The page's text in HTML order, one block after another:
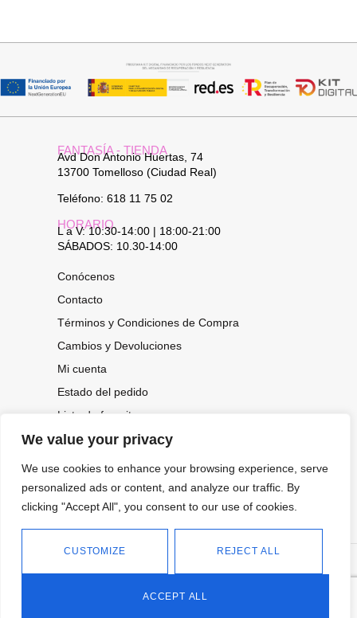
We value your privacy
We use cookies to enhance your browsing experience, serve
personalized ads or content, and analyze our traffic. By
clicking "Accept All", you consent to our use of cookies.
CUSTOMIZE REJECT ALL
ACCEPT ALL
FANTASÍA - TIENDA
Avd Don Antonio Huertas, 74
13700 Tomelloso (Ciudad Real)
Teléfono: 618 11 75 02
HORARIO
L a V: 10:30-14:00 | 18:00-21:00
SÁBADOS: 10.30-14:00
Conócenos
Contacto
Términos y Condiciones de Compra
Cambios y Devoluciones
Mi cuenta
Estado del pedido
Lista de favoritos
CONOCE NUESTRAS NOVEDADES,
OFERTAS...
2026.